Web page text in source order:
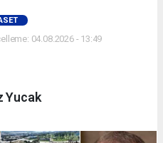
04.08.2026 - 13:49
Yucak